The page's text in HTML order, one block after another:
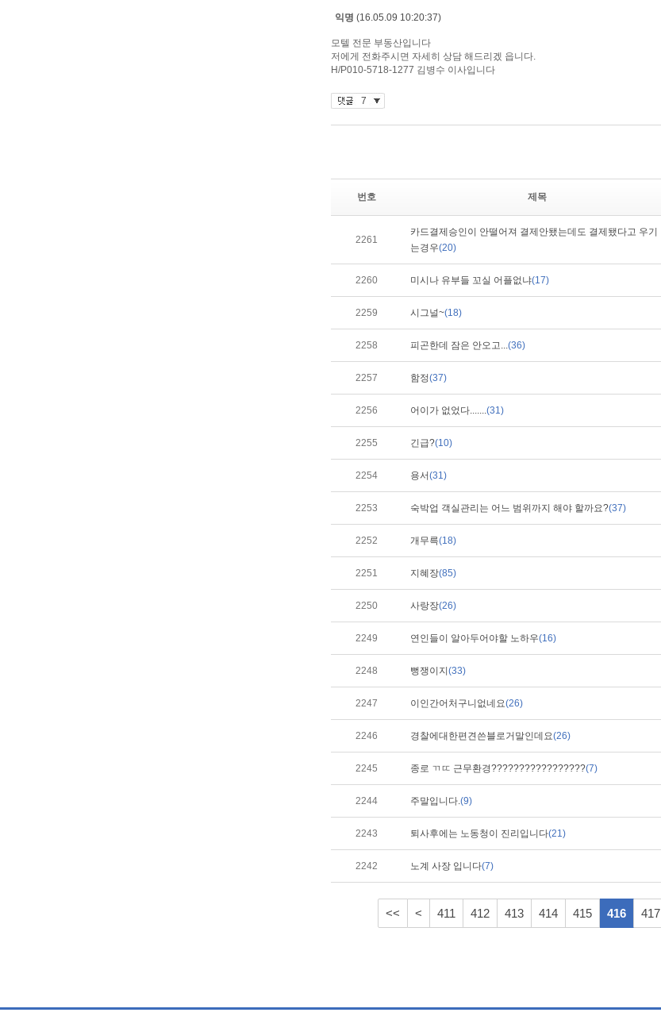
번호 제목
2261
카드결제승인이 안떨어져 결제안됐는데도 결제됐다고 우기
는경우(20)
2260 미시나 유부들 꼬실 어플없냐(17)
2259 시그널~(18)
2258 피곤한데 잠은 안오고...(36)
2257 함정(37)
2256 어이가 없었다.......(31)
2255 긴급?(10)
2254 용서(31)
2253 숙박업 객실관리는 어느 범위까지 해야 할까요?(37)
2252 개무륵(18)
2251 지혜장(85)
2250 사랑장(26)
2249 연인들이 알아두어야할 노하우(16)
2248 뻥쟁이지 (33)
2247 이인간어처구니없네요(26)
2246 경찰에대한편견쓴블로거말인데요(26)
2245 종로 ㄲㄸ 근무환경?????????????????(7)
2244 주말입니다.(9)
2243 퇴사후에는 노동청이 진리입니다(21)
2242 노계 사장 입니다(7)
<< < 411 412 413 414 415 416 417